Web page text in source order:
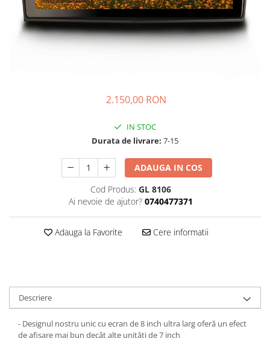
MERCEDES
NISSAN
NISSAN
2.150,00 RON
IN STOC
Durata de livrare: 7-15
ADAUGA IN COS
Cod Produs: GL 8106
Ai nevoie de ajutor? 0740477371
Adauga la Favorite Cere informatii
Descriere
- Designul nostru unic cu ecran de 8 inch ultra larg oferă un efect
de afișare mai bun decât alte unități de 7 inch